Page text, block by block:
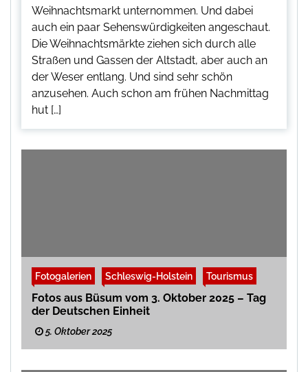
Weihnachtsmarkt unternommen. Und dabei
auch ein paar Sehenswürdigkeiten angeschaut.
Die Weihnachtsmärkte ziehen sich durch alle
Straßen und Gassen der Altstadt, aber auch an
der Weser entlang. Und sind sehr schön
anzusehen. Auch schon am frühen Nachmittag
hut […]
Fotogalerien Schleswig-Holstein Tourismus
Fotos aus Büsum vom 3. Oktober 2025 – Tag
der Deutschen Einheit
5. Oktober 2025